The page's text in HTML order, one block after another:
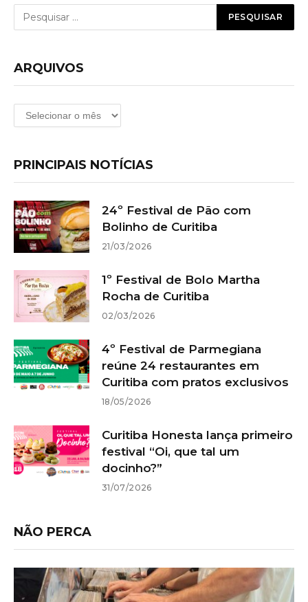
ARQUIVOS
Arquivos
PRINCIPAIS NOTÍCIAS
24º Festival de Pão com
Bolinho de Curitiba
21/03/2026
1º Festival de Bolo Martha
Rocha de Curitiba
02/03/2026
4º Festival de Parmegiana
reúne 24 restaurantes em
Curitiba com pratos exclusivos
18/05/2026
Curitiba Honesta lança primeiro
festival “Oi, que tal um
docinho?”
31/07/2026
NÃO PERCA